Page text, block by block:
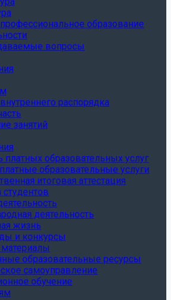
образование
вопросы
распорядка
занятий
платных образовательных услуг
образовательные услуги
итоговая аттестация
студентов
деятельность
жизнь
и конкурсы
образовательные ресурсы
самоуправление
обучение